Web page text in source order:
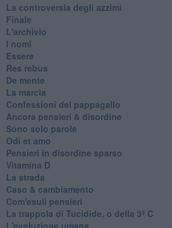
La controversia degli azzimi
Finale
L'archivio
I nomi
Essere
Res rebus
De mente
La marcia
Confessioni del pappagallo
Ancora pensieri & disordine
Sono solo parole
Odi et amo
Pensieri in disordine sparso
Vitamina D
La strada
Caso & cambiamento
Com'esuli pensieri
La trappola di Tucidide, o della 3ª C
L'evoluzione umana